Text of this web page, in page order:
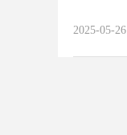
2025-05-26